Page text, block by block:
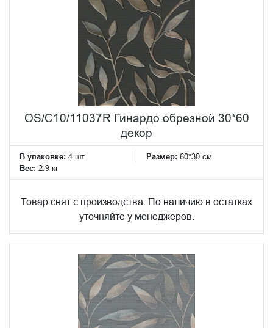
OS/C10/11037R Гинардо обрезной 30*60
декор
В упаковке: 4 шт Размер: 60*30 см
Вес: 2.9 кг
Товар снят с производства. По наличию в остатках
уточняйте у менеджеров.